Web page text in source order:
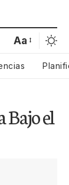
Aa
Bajo el